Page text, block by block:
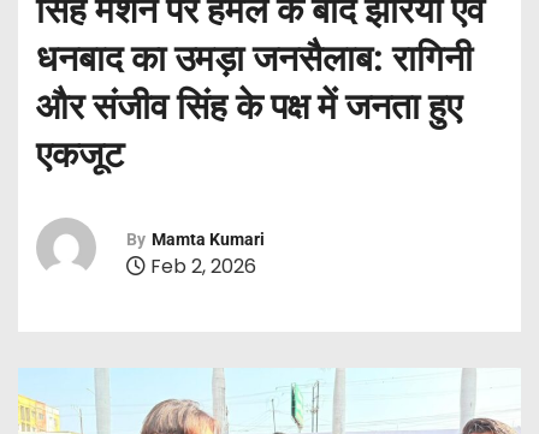
सिंह मैंशन पर हमले के बाद झरिया एवं
धनबाद का उमड़ा जनसैलाब: रागिनी
और संजीव सिंह के पक्ष में जनता हुए
एकजूट
By Mamta Kumari
Feb 2, 2026